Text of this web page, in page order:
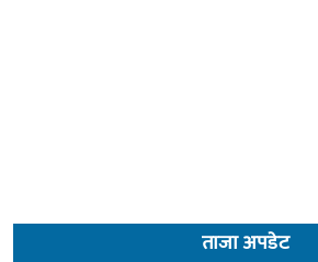
ताजा अपडेट